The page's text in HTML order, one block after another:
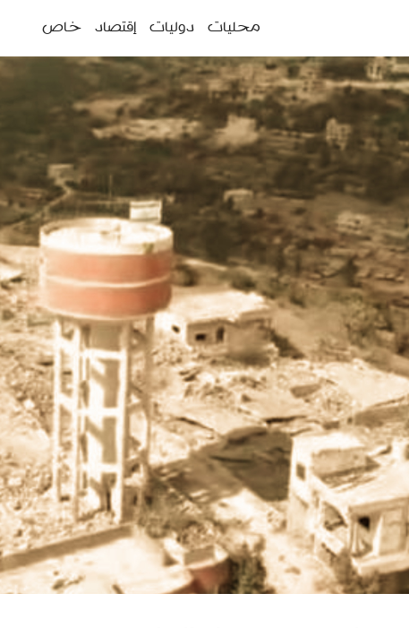
الرئيسية
محليات دوليات إقتصاد خاص